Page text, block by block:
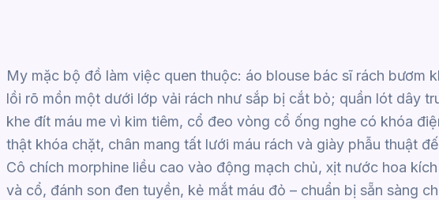
My mặc bộ đồ làm việc quen thuộc: áo blouse bác sĩ rách bươm
lồi rõ mồn một dưới lớp vải rách như sắp bị cắt bỏ; quần lót dây
khe đít máu me vì kim tiêm, cổ đeo vòng cổ ống nghe có khóa
thật khóa chặt, chân mang tất lưới máu rách và giày phẫu thuật
Cô chích morphine liều cao vào động mạch chủ, xịt nước hoa
và cổ, đánh son đen tuyền, kẻ mắt máu đỏ – chuẩn bị sẵn sàng